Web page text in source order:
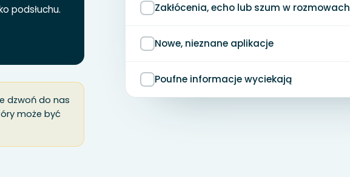
podsłuchu.
dzwoń do nas
może być
Zakłócenia, echo lub szum w rozmowach
Nowe, nieznane aplikacje
Poufne informacje wyciekają